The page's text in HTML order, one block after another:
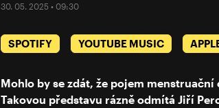
30. 05. 2025 • 09:30
SPOTIFY YOUTUBE MUSIC
Mohlo by se zdát, že pojem
Takovou představu rázně odmítá Jiří